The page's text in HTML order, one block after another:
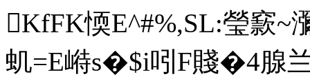
KfFK愞E^#%,SL:瑩窾
虮=E崻s�$i吲F賤�4腺